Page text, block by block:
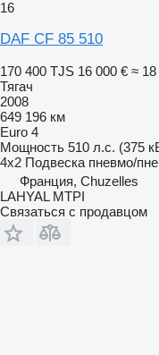
16
DAF CF 85 510
170 400 TJS 16 000 € ≈
Тягач
2008
649 196 км
Euro 4
Мощность 510 л.с. (375
4x2 Подвеска пневмо/
Франция, Chuzelles
LAHYAL MTPI
Связаться с продавцом